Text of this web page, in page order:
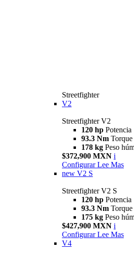
Streetfighter
V2
Streetfighter V2
120 hp Potencia
93.3 Nm Torque
178 kg Peso
$372,900 MXN i
Configurar Lee Mas
new V2 S
Streetfighter V2 S
120 hp Potencia
93.3 Nm Torque
175 kg Peso
$427,900 MXN i
Configurar Lee Mas
V4